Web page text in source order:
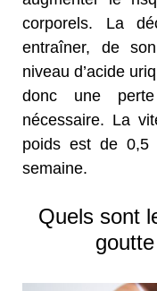
corporels. La
entraîner, de
niveau d’acide
donc une
nécessaire. La
poids est de
semaine.
Quels sont